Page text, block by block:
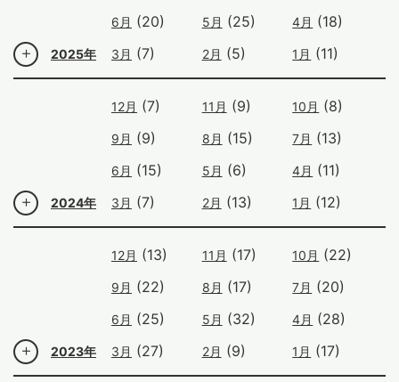
2025年
6月 (20) 5月 (25) 4月 (18)
3月 (7) 2月 (5) 1月 (11)
2024年
12月 (7) 11月 (9) 10月 (8)
9月 (9) 8月 (15) 7月 (13)
6月 (15) 5月 (6) 4月 (11)
3月 (7) 2月 (13) 1月 (12)
2023年
12月 (13) 11月 (17) 10月 (22)
9月 (22) 8月 (17) 7月 (20)
6月 (25) 5月 (32) 4月 (28)
3月 (27) 2月 (9) 1月 (17)